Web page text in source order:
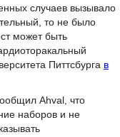
случаев вызывало
то не было
может быть
Питтсбурга в
Ahval, что
наборов и не